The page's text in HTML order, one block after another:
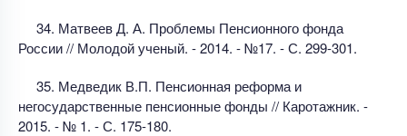
34. Матвеев Д. А. Проблемы Пенсионного фонда
России // Молодой ученый. - 2014. - №17. - С. 299-301.
35. Медведик В.П. Пенсионная реформа и
негосударственные пенсионные фонды // Каротажник. -
2015. - № 1. - С. 175-180.